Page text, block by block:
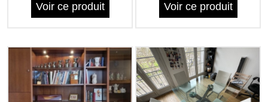
Voir ce produit Voir ce produit